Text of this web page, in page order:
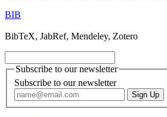
BIB
BibTeX, JabRef, Mendeley, Zotero
Subscribe to our newsletter
Subscribe to our newsletter